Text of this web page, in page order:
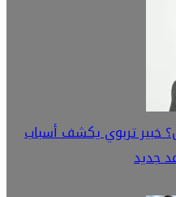
خبير تربوي يكشف أسباب
جديد